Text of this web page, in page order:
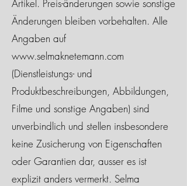
Artikel. Preis-änderungen sowie sonstige
Änderungen bleiben vorbehalten. Alle
Angaben auf
www.selmaknetemann.com
(Dienstleistungs- und
Produktbeschreibungen, Abbildungen,
Filme und sonstige Angaben) sind
unverbindlich und stellen insbesondere
keine Zusicherung von Eigenschaften
oder Garantien dar, ausser es ist
explizit anders vermerkt. Selma